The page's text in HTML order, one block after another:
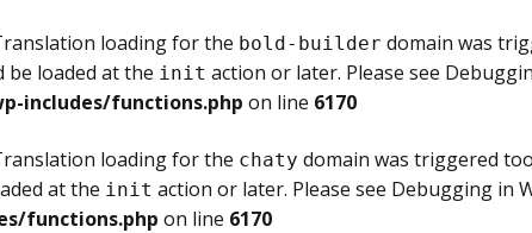
loading for the bold-builder domain was
loaded at the init action or later. Please see
includes/functions.php on line 6170
loading for the chaty domain was triggered
at the init action or later. Please see Debugging in
functions.php on line 6170